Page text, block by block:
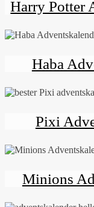
Harry Potter
Haba
Pixi
Minions